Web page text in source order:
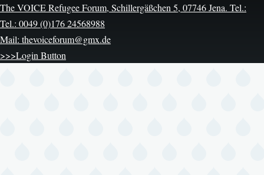
The VOICE Refugee Forum, Schillergäßchen 5, 07746 Jena. Tel.:
Tel.: 0049 (0)176 24568988
Mail: thevoiceforum@gmx.de
>>>Login Button